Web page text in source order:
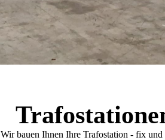
Wir bauen Ihnen Ihre Trafostation - fix